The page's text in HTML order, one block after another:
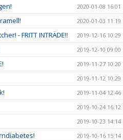
2020-01-08 16:01
2020-01-03 11:19
- FRITT INTRÄDE!! 2019-12-16 10:29
2019-12-10 09:00
2019-11-27 10:20
2019-11-12 10:29
2019-11-04 12:46
2019-10-24 16:12
2019-10-23 14:14
2019-10-16 15:14